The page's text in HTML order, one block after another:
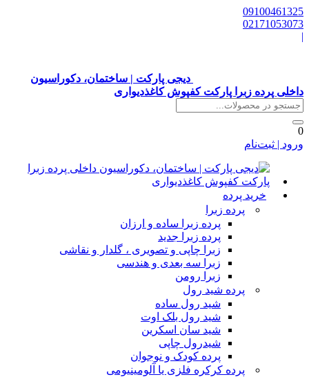
دیجی پارکت | ساختمان، دکوراسیون
پرده زبرا پارکت کفپوش کاغذدیواری
| ثبت‌نام
خرید پرده
پرده زبرا
پرده زبرا ساده و ارزان
پرده زبرا جدید
زبرا چاپی و تصویری ، گلدار و نقاشی
زبرا سه بعدی و هندسی
زبرا رومن
پرده شید رول
شید رول ساده
شید رول بلک اوت
شید سان اسکرین
شیدرول چاپی
پرده کودک و نوجوان
پرده کرکره فلزی یا آلومینیومی